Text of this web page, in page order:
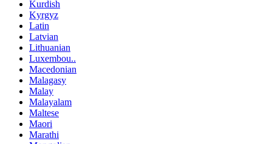
Kurdish
Kyrgyz
Latin
Latvian
Lithuanian
Luxembou..
Macedonian
Malagasy
Malay
Malayalam
Maltese
Maori
Marathi